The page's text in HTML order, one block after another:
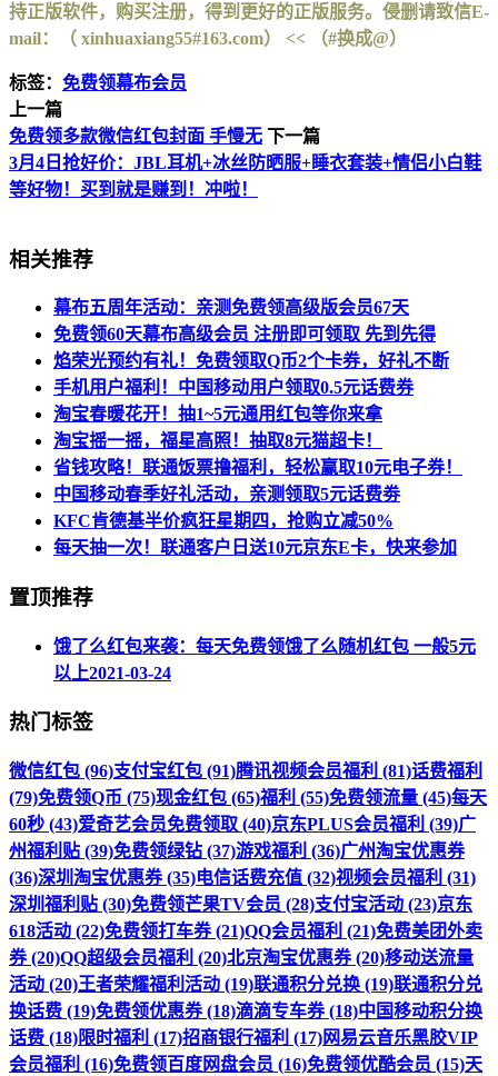
持正版软件，购买注册，得到更好的正版服务。侵删请致信E-
mail：（ xinhuaxiang55#163.com） << （#换成@）
标签： 免费领幕布会员
上一篇
免费领多款微信红包封面 手慢无 下一篇
3月4日抢好价：JBL耳机+冰丝防晒服+睡衣套装+情侣小白鞋
等好物！买到就是赚到！冲啦！
相关推荐
幕布五周年活动：亲测免费领高级版会员67天
免费领60天幕布高级会员 注册即可领取 先到先得
焰荣光预约有礼！免费领取Q币2个卡券，好礼不断
手机用户福利！中国移动用户领取0.5元话费券
淘宝春暖花开！抽1~5元通用红包等你来拿
淘宝摇一摇，福星高照！抽取8元猫超卡！
省钱攻略！联通饭票撸福利，轻松赢取10元电子券！
中国移动春季好礼活动，亲测领取5元话费劵
KFC肯德基半价疯狂星期四，抢购立减50%
每天抽一次！联通客户日送10元京东E卡，快来参加
置顶推荐
饿了么红包来袭：每天免费领饿了么随机红包 一般5元
以上2021-03-24
热门标签
微信红包 (96)支付宝红包 (91)腾讯视频会员福利 (81)话费福利
(79)免费领Q币 (75)现金红包 (65)福利 (55)免费领流量 (45)每天
60秒 (43)爱奇艺会员免费领取 (40)京东PLUS会员福利 (39)广
州福利贴 (39)免费领绿钻 (37)游戏福利 (36)广州淘宝优惠券
(36)深圳淘宝优惠券 (35)电信话费充值 (32)视频会员福利 (31)
深圳福利贴 (30)免费领芒果TV会员 (28)支付宝活动 (23)京东
618活动 (22)免费领打车券 (21)QQ会员福利 (21)免费美团外卖
券 (20)QQ超级会员福利 (20)北京淘宝优惠券 (20)移动送流量
活动 (20)王者荣耀福利活动 (19)联通积分兑换 (19)联通积分兑
换话费 (19)免费领优惠券 (18)滴滴专车券 (18)中国移动积分换
话费 (18)限时福利 (17)招商银行福利 (17)网易云音乐黑胶VIP
会员福利 (16)免费领百度网盘会员 (16)免费领优酷会员 (15)天